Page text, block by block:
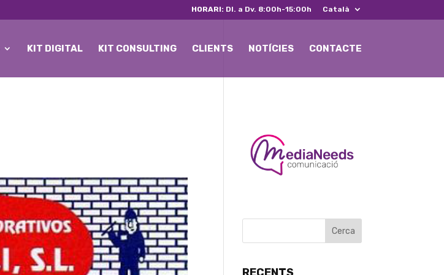
HORARI: Dl. a Dv. 8:00h-15:00h Català
KIT DIGITAL KIT CONSULTING CLIENTS NOTÍCIES CONTACTE